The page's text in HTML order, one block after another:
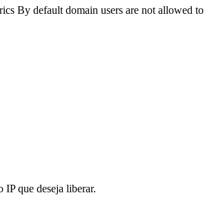
By default domain users are not allowed to
IP que deseja liberar.